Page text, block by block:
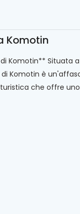
Komotin
Komotin** Situata
di Komotin è
che offre